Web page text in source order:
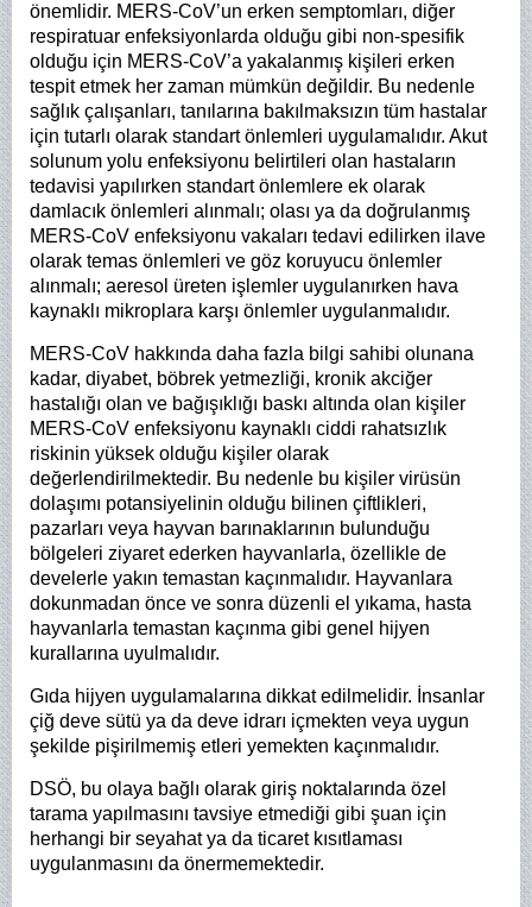
önemlidir. MERS-CoV’un erken semptomları, diğer
respiratuar enfeksiyonlarda olduğu gibi non-spesifik
olduğu için MERS-CoV’a yakalanmış kişileri erken
tespit etmek her zaman mümkün değildir. Bu nedenle
sağlık çalışanları, tanılarına bakılmaksızın tüm hastalar
için tutarlı olarak standart önlemleri uygulamalıdır. Akut
solunum yolu enfeksiyonu belirtileri olan hastaların
tedavisi yapılırken standart önlemlere ek olarak
damlacık önlemleri alınmalı; olası ya da doğrulanmış
MERS-CoV enfeksiyonu vakaları tedavi edilirken ilave
olarak temas önlemleri ve göz koruyucu önlemler
alınmalı; aeresol üreten işlemler uygulanırken hava
kaynaklı mikroplara karşı önlemler uygulanmalıdır.
MERS-CoV hakkında daha fazla bilgi sahibi olunana
kadar, diyabet, böbrek yetmezliği, kronik akciğer
hastalığı olan ve bağışıklığı baskı altında olan kişiler
MERS-CoV enfeksiyonu kaynaklı ciddi rahatsızlık
riskinin yüksek olduğu kişiler olarak
değerlendirilmektedir. Bu nedenle bu kişiler virüsün
dolaşımı potansiyelinin olduğu bilinen çiftlikleri,
pazarları veya hayvan barınaklarının bulunduğu
bölgeleri ziyaret ederken hayvanlarla, özellikle de
develerle yakın temastan kaçınmalıdır. Hayvanlara
dokunmadan önce ve sonra düzenli el yıkama, hasta
hayvanlarla temastan kaçınma gibi genel hijyen
kurallarına uyulmalıdır.
Gıda hijyen uygulamalarına dikkat edilmelidir. İnsanlar
çiğ deve sütü ya da deve idrarı içmekten veya uygun
şekilde pişirilmemiş etleri yemekten kaçınmalıdır.
DSÖ, bu olaya bağlı olarak giriş noktalarında özel
tarama yapılmasını tavsiye etmediği gibi şuan için
herhangi bir seyahat ya da ticaret kısıtlaması
uygulanmasını da önermemektedir.